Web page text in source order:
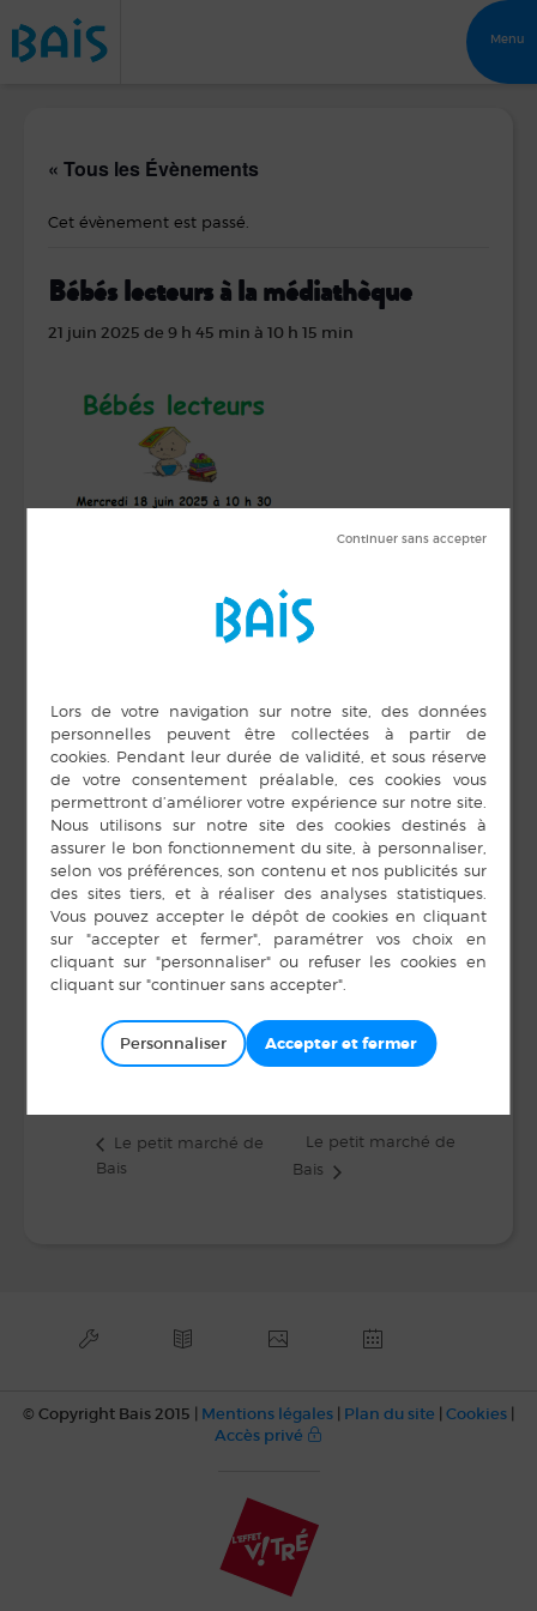
Menu
« Tous les Évènements
Cet évènement est passé.
Bébés lecteurs à la médiathèque
21 juin 2025 de 9 h 45 min à 10 h 15 min
DÉTAILS
Date :
21 juin 2025
Heure :
9 h 45 min à 10 h 15
LIEU
Médiathèque
Espace des Fontaines
BAIS, 35680
Téléphone
02 99 76 57 10
Le petit marché de
Bais
Le petit marché de
Bais
© Copyright Bais 2015 | Mentions légales | Plan du site | Cookies |
Accès privé
Personnaliser